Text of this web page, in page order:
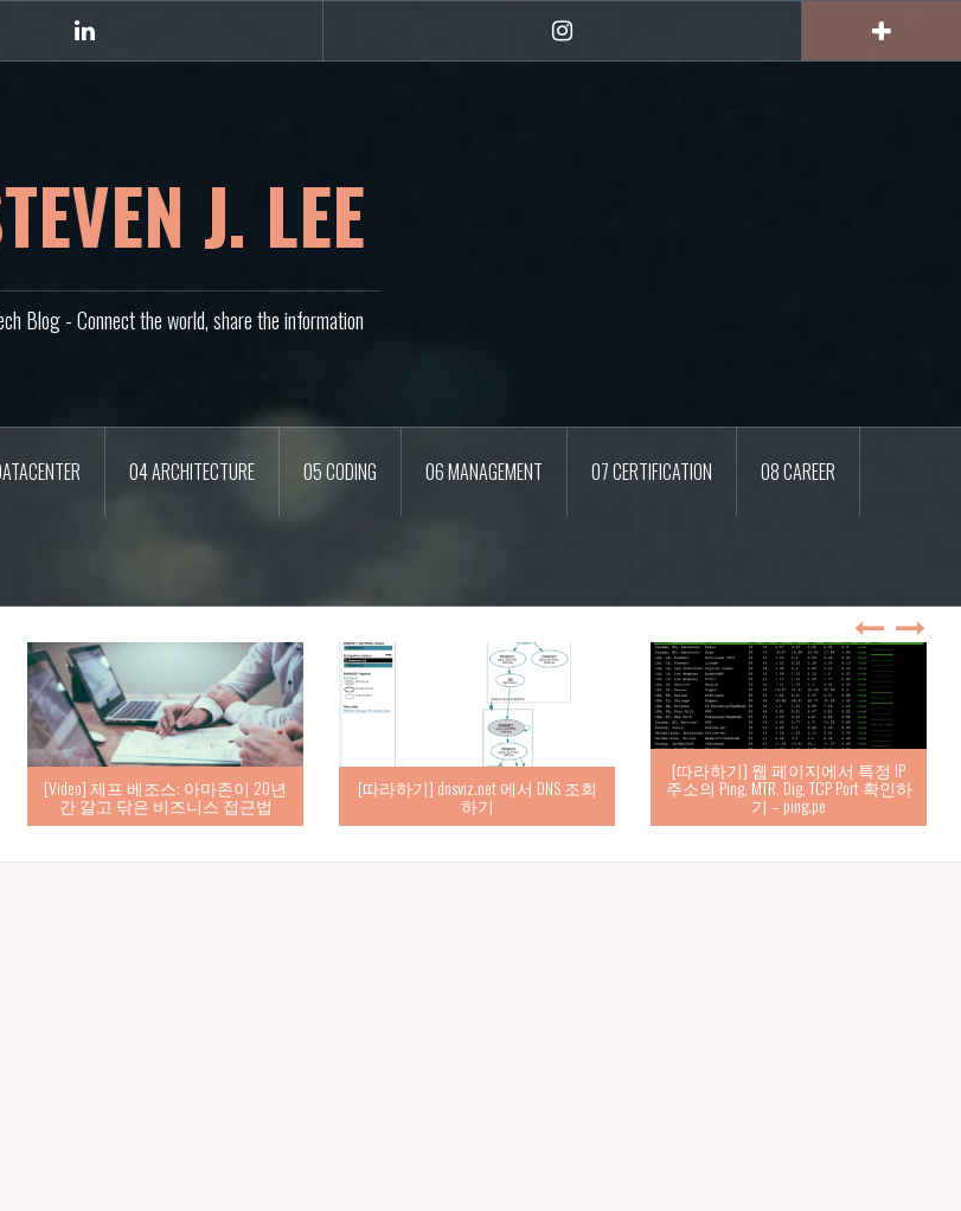
J. LEE
Blog - Connect the world, share the information
04 ARCHITECTURE 05 CODING 06 MANAGEMENT 07 CERTIFICATION 08 CAREER
[Video] 제프 베조스: 아마존이 20년
간 갈고 닦은 비즈니스 접근법
[따라하기] dnsviz.net 에서 DNS 조회
하기
[따라하기] 웹 페이지에서 특정 IP
주소의 Ping, MTR, Dig, TCP Port 확인하
기 – ping.pe